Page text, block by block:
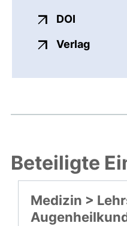
DOI
Verlag
Beteiligte
Medizin >